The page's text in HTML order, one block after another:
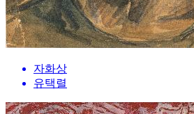
자화상
유택렬